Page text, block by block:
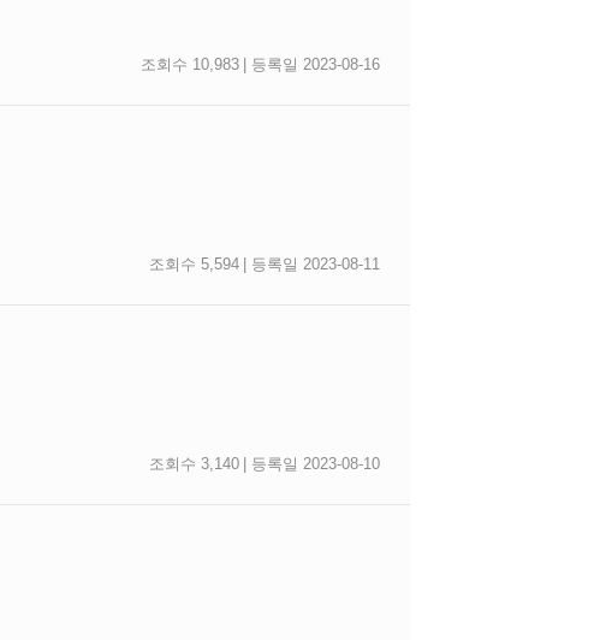
조회수 10,983 | 등록일 2023-08-16
조회수 5,594 | 등록일 2023-08-11
조회수 3,140 | 등록일 2023-08-10